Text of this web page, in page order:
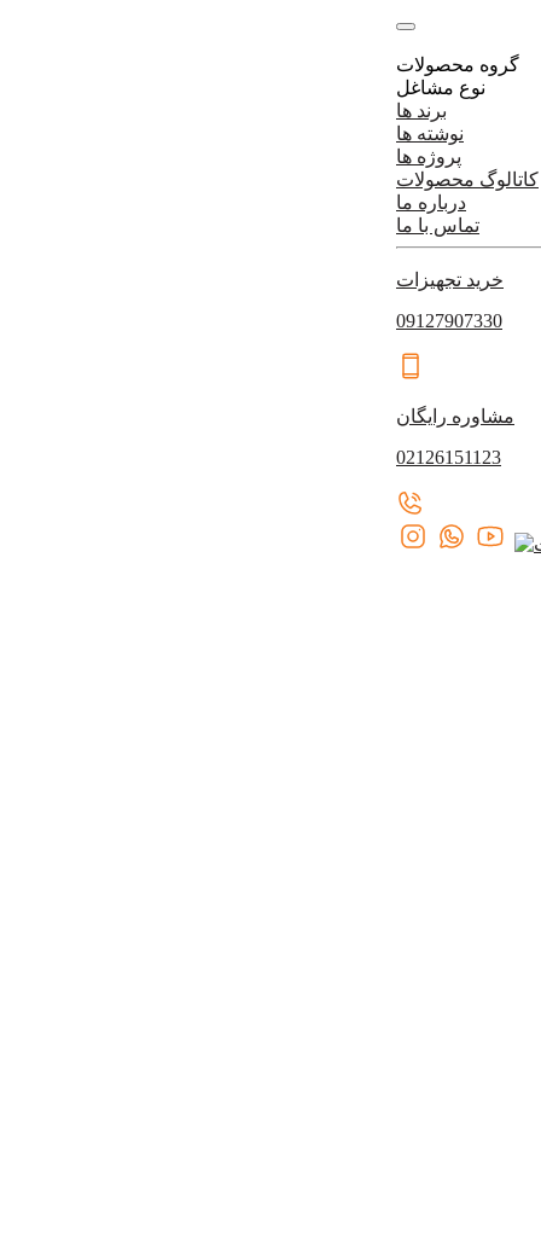
گروه محصولات
نوع مشاغل
برند ها
نوشته ها
پروژه ها
کاتالوگ محصولات
درباره ما
تماس با ما
خرید تجهیزات
09127907330
مشاوره رایگان
02126151123